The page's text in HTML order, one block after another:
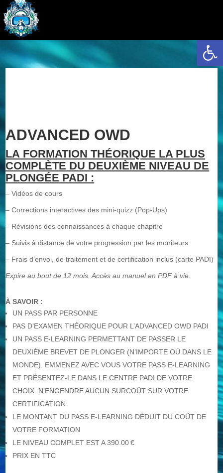
Ouvrir
ADVANCED OWD
LA FORMATION THÉORIQUE LA PLUS
COMPLÈTE DU DEUXIÈME NIVEAU DE
PLONGÉE PADI :
– Vidéos de cours
– Corrections interactives des mini-quizz (Pop-Ups)
– Révisions des connaissances à chaque chapitre
– Suivis à distance de votre progression par les moniteurs
– Frais d’envoi, de traitement et de certification inclus (carte PADI)
Expire au bout de 12 mois. Accès au manuel en PDF à vie.
À SAVOIR :
UN PASS PAR PERSONNE
PAS D’EXAMEN THÉORIQUE POUR L’ADVANCED OWD PADI
UN PASS E-LEARNING PERMETTANT DE PASSER LE
DEUXIÈME BREVET DE PLONGER (N’IMPORTE OÙ DANS LE
MONDE). EMMENEZ AVEC VOUS VOTRE PASS E-LEARNING
ET PRÉSENTEZ-LE DANS LE CENTRE PADI DE VOTRE
CHOIX. N’ENGENDRE AUCUN SURCOÛT SUR VOTRE
CERTIFICATION.
LE MONTANT DU PASS E-LEARNING DÉDUIT DU COÛT DE
VOTRE FORMATION
LE NIVEAU COMPLET EST A 390.00 €
PRIX EN TTC